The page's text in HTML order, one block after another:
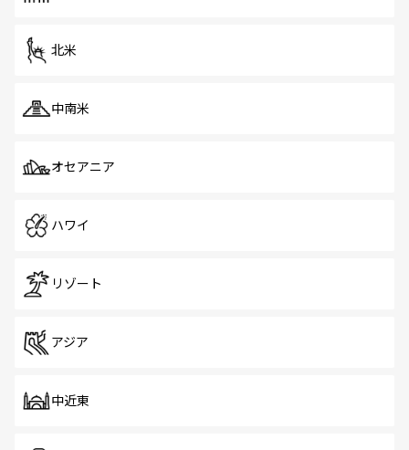
北米
中南米
オセアニア
ハワイ
リゾート
アジア
中近東